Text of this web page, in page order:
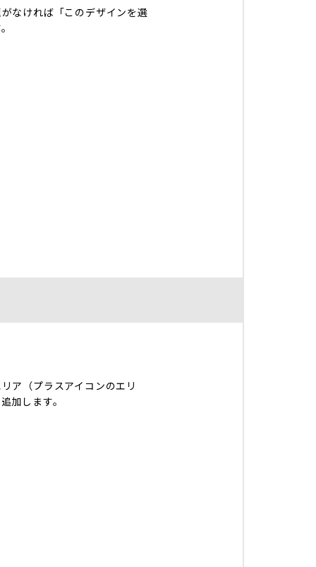
なければ「このデザインを選
ア（プラスアイコンのエリ
加します。